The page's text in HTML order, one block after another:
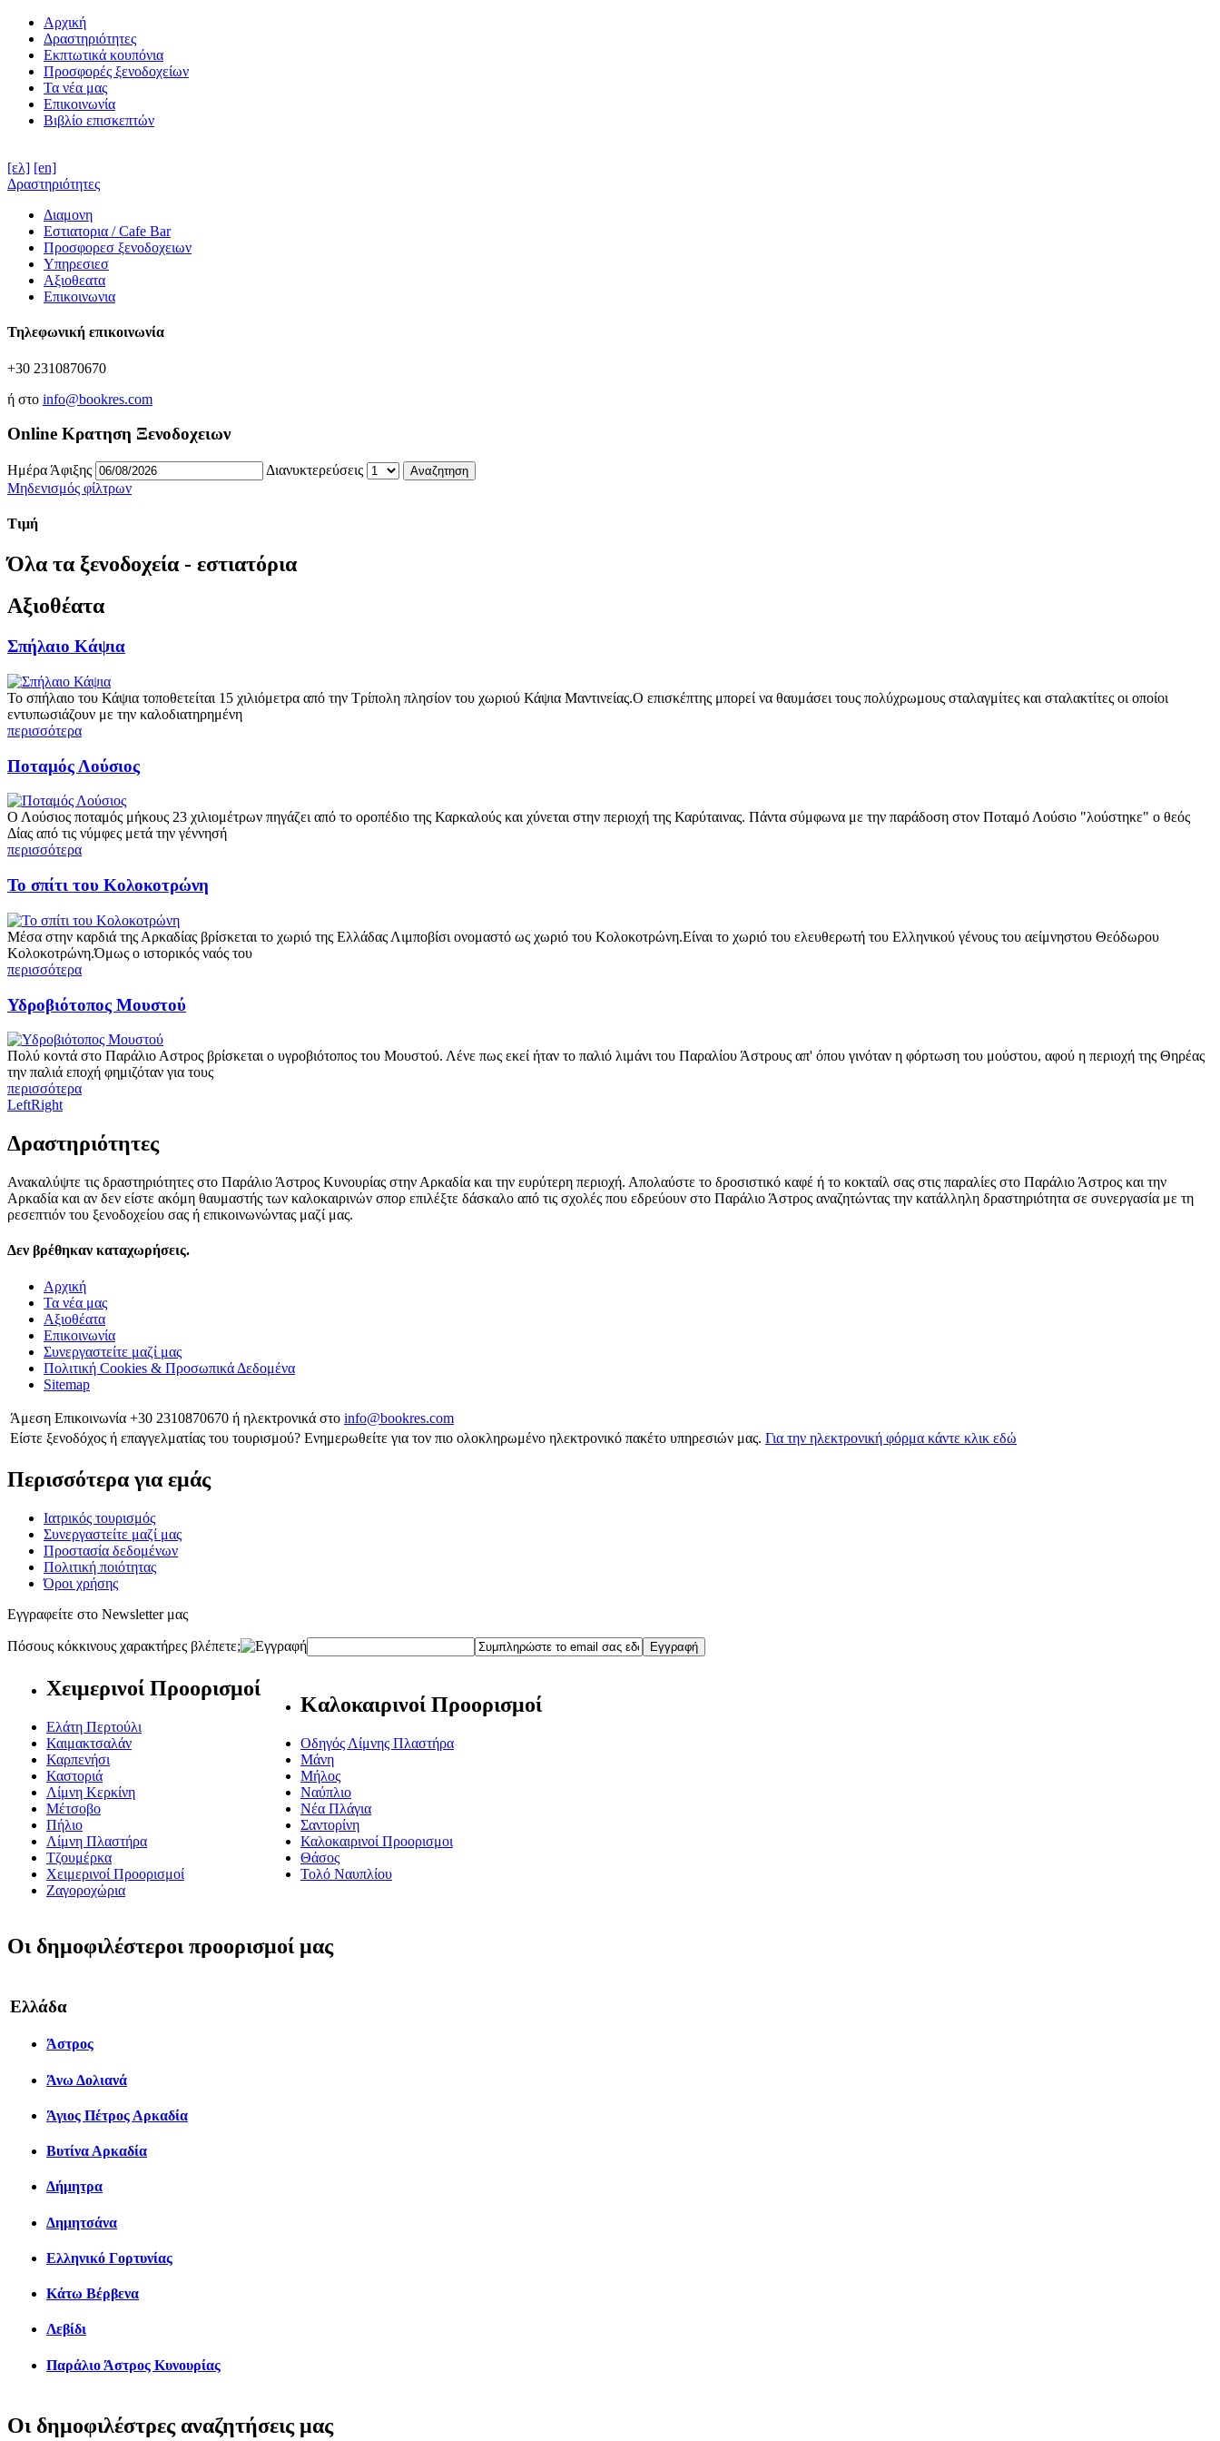
Αρχική
Δραστηριότητες
Εκπτωτικά κουπόνια
Προσφορές ξενοδοχείων
Τα νέα μας
Επικοινωνία
Βιβλίο επισκεπτών
[ελ] [en]
Δραστηριότητες
Διαμονη
Εστιατορια / Cafe Bar
Προσφορεσ ξενοδοχειων
Υπηρεσιεσ
Αξιοθεατα
Επικοινωνια
Τηλεφωνική επικοινωνία
+30 2310870670
ή στο info@bookres.com
Online Κρατηση Ξενοδοχειων
Ημέρα Άφιξης
Διανυκτερεύσεις
Μηδενισμός φίλτρων
Τιμή
Όλα τα ξενοδοχεία - εστιατόρια
Αξιοθέατα
Σπήλαιο Κάψια
Το σπήλαιο του Κάψια τοποθετείται 15 χιλιόμετρα από την Τρίπολη πλησίον του χωριού Κάψια Μαντινείας.Ο επισκέπτης μπορεί να θαυμάσει τους πολύχρωμους σταλαγμίτες και σταλακτίτες οι οποίοι
εντυπωσιάζουν με την καλοδιατηρημένη
περισσότερα
Ποταμός Λούσιος
Ο Λούσιος ποταμός μήκους 23 χιλιομέτρων πηγάζει από το οροπέδιο της Καρκαλούς και χύνεται στην περιοχή της Καρύταινας. Πάντα σύμφωνα με την παράδοση στον Ποταμό Λούσιο "λούστηκε" ο θεός
Δίας από τις νύμφες μετά την γέννησή
περισσότερα
Το σπίτι του Κολοκοτρώνη
Μέσα στην καρδιά της Αρκαδίας βρίσκεται το χωριό της Ελλάδας Λιμποβίσι ονομαστό ως χωριό του Κολοκοτρώνη.Είναι το χωριό του ελευθερωτή του Ελληνικού γένους του αείμνηστου Θεόδωρου
Κολοκοτρώνη.Όμως ο ιστορικός ναός του
περισσότερα
Υδροβιότοπος Μουστού
Πολύ κοντά στο Παράλιο Αστρος βρίσκεται ο υγροβιότοπος του Μουστού. Λένε πως εκεί ήταν το παλιό λιμάνι του Παραλίου Άστρους απ' όπου γινόταν η φόρτωση του μούστου, αφού η περιοχή της Θηρέας
την παλιά εποχή φημιζόταν για τους
περισσότερα
LeftRight
Δραστηριότητες
Ανακαλύψτε τις δραστηριότητες στο Παράλιο Άστρος Κυνουρίας στην Αρκαδία και την ευρύτερη περιοχή. Απολαύστε το δροσιστικό καφέ ή το κοκταίλ σας στις παραλίες στο Παράλιο Άστρος και την
Αρκαδία και αν δεν είστε ακόμη θαυμαστής των καλοκαιρινών σπορ επιλέξτε δάσκαλο από τις σχολές που εδρεύουν στο Παράλιο Άστρος αναζητώντας την κατάλληλη δραστηριότητα σε συνεργασία με τη
ρεσεπτιόν του ξενοδοχείου σας ή επικοινωνώντας μαζί μας.
Δεν βρέθηκαν καταχωρήσεις.
Αρχική
Τα νέα μας
Αξιοθέατα
Επικοινωνία
Συνεργαστείτε μαζί μας
Πολιτική Cookies & Προσωπικά Δεδομένα
Sitemap
Άμεση Επικοινωνία +30 2310870670 ή ηλεκτρονικά στο info@bookres.com
Είστε ξενοδόχος ή επαγγελματίας του τουρισμού? Ενημερωθείτε για τον πιο ολοκληρωμένο ηλεκτρονικό πακέτο υπηρεσιών μας. Για την ηλεκτρονική φόρμα κάντε κλικ εδώ
Περισσότερα για εμάς
Ιατρικός τουρισμός
Συνεργαστείτε μαζί μας
Προστασία δεδομένων
Πολιτική ποιότητας
Όροι χρήσης
Εγγραφείτε στο Newsletter μας
Πόσους κόκκινους χαρακτήρες βλέπετε;
Χειμερινοί Προορισμοί
Ελάτη Περτούλι
Καιμακτσαλάν
Καρπενήσι
Καστοριά
Λίμνη Κερκίνη
Μέτσοβο
Πήλιο
Λίμνη Πλαστήρα
Τζουμέρκα
Χειμερινοί Προορισμοί
Ζαγοροχώρια
Καλοκαιρινοί Προορισμοί
Οδηγός Λίμνης Πλαστήρα
Μάνη
Μήλος
Ναύπλιο
Νέα Πλάγια
Σαντορίνη
Καλοκαιρινοί Προορισμοι
Θάσος
Τολό Ναυπλίου
Οι δημοφιλέστεροι προορισμοί μας
Ελλάδα
Άστρος
Άνω Δολιανά
Άγιος Πέτρος Αρκαδία
Βυτίνα Αρκαδία
Δήμητρα
Δημητσάνα
Ελληνικό Γορτυνίας
Κάτω Βέρβενα
Λεβίδι
Παράλιο Άστρος Κυνουρίας
Οι δημοφιλέστρες αναζητήσεις μας